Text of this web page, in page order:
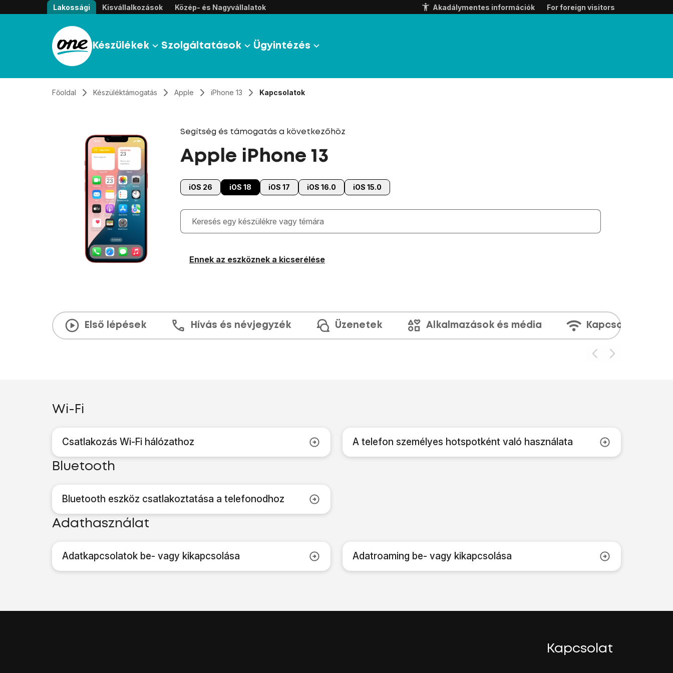
Átugrás, tovább a tartalomhoz
Lakossági Kisvállalkozások Közép- és Nagyvállalatok Akadálymentes információk For foreign visitors
Készülékek Szolgáltatások Ügyintézés
Főoldal Készüléktámogatás Apple iPhone 13 Kapcsolatok
Segítség és támogatás a következőhöz
Apple iPhone 13
iOS 26 iOS 18 iOS 17 iOS 16.0 iOS 15.0
Gépelés közben megjelennek a keresési javaslatok a mező alatt
Ennek az eszköznek a kicserélése
Első lépések Hívás és névjegyzék Üzenetek Alkalmazások és média Kapcsolatok
Wi-Fi
Csatlakozás Wi-Fi hálózathoz A telefon személyes hotspotként való használata
Bluetooth
Bluetooth eszköz csatlakoztatása a telefonodhoz
Adathasználat
Adatkapcsolatok be- vagy kikapcsolása Adatroaming be- vagy kikapcsolása
Kapcsolat